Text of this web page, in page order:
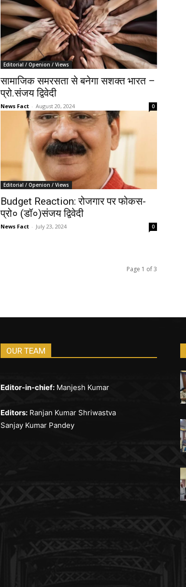
Editorial / Openion / Views
सामाजिक समरसता से बनेगा सशक्त भारत –
प्रो.संजय द्विवेदी
News Fact - August 20, 2024 0
Editorial / Openion / Views
Budget Reaction: रोजगार पर फोकस-
प्रो० (डॉ०)संजय द्विवेदी
News Fact - July 23, 2024 0
Page 1 of 3
OUR TEAM
Editor-in-chief: Manjesh Kumar
Editors: Ranjan Kumar Shriwastva
Sanjay Kumar Pandey